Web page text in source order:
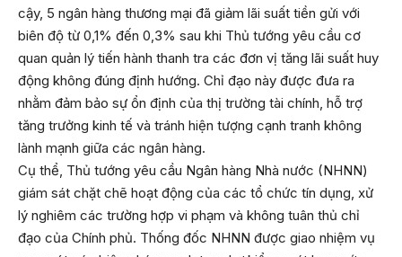
cậy, 5 ngân hàng thương mại đã giảm lãi suất tiền gửi với
biên độ từ 0,1% đến 0,3% sau khi Thủ tướng yêu cầu cơ
quan quản lý tiến hành thanh tra các đơn vị tăng lãi suất huy
động không đúng định hướng. Chỉ đạo này được đưa ra
nhằm đảm bảo sự ổn định của thị trường tài chính, hỗ trợ
tăng trưởng kinh tế và tránh hiện tượng cạnh tranh không
lành mạnh giữa các ngân hàng.
Cụ thể, Thủ tướng yêu cầu Ngân hàng Nhà nước (NHNN)
giám sát chặt chẽ hoạt động của các tổ chức tín dụng, xử
lý nghiêm các trường hợp vi phạm và không tuân thủ chỉ
đạo của Chính phủ. Thống đốc NHNN được giao nhiệm vụ